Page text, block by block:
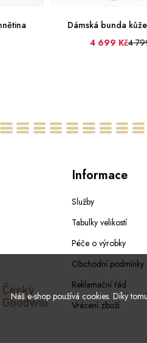
Dámská bunda
4 699 Kč4
Informace
Služby
Tabulky velikostí
Péče o výrobky
Obchodní podmínky
Reklamační řád
Vrácení zboží
Náš e-shop používá cookies. Díky